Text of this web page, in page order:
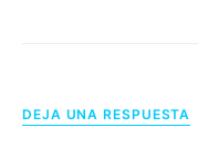
DEJA UNA RESPUESTA